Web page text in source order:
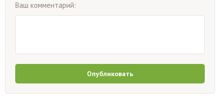
Ваш комментарий:
Опубликовать